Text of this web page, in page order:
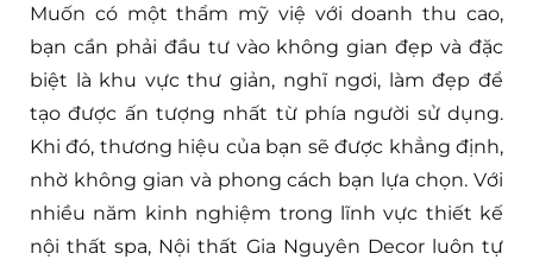
Muốn có một thẩm mỹ việ với doanh thu cao,
bạn cần phải đầu tư vào không gian đẹp và đặc
biệt là khu vực thư giản, nghĩ ngơi, làm đẹp để
tạo được ấn tượng nhất từ phía người sử dụng.
Khi đó, thương hiệu của bạn sẽ được khẳng định,
nhờ không gian và phong cách bạn lựa chọn. Với
nhiều năm kinh nghiệm trong lĩnh vực thiết kế
nội thất spa, Nội thất Gia Nguyên Decor luôn tự